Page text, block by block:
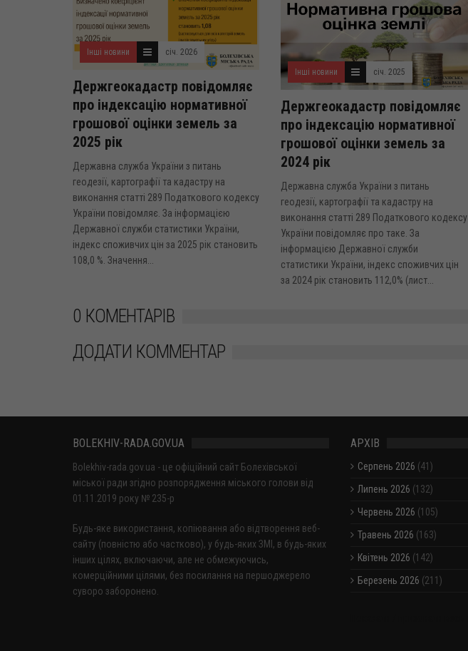
Інші новини січ. 2026
Держгеокадастр повідомляє
про індексацію нормативної
грошової оцінки земель за
2025 рік
Державна служба України з питань
геодезії, картографії та кадастру на
виконання статті 289 Податкового кодексу
України повідомляє. За інформацією
Державної служби статистики України,
індекс споживчих цін за 2025 рік становить
108,0 %. Значення...
Інші новини січ. 2025
Держгеокадастр повідомляє
про індексацію нормативної
грошової оцінки земель за
2024 рік
Державна служба України з питань
геодезії, картографії та кадастру на
виконання статті 289 Податкового кодексу
України повідомляє про таке. За
інформацією Державної служби
статистики України, індекс споживчих цін
за 2024 рік становить 112,0% (лист...
0 КОМЕНТАРІВ
ДОДАТИ КОММЕНТАР
BOLEKHIV-RADA.GOV.UA
Bolekhiv-rada.gov.ua - це офіційний сайт Болехівської
міської ради згідно розпорядження міського голови від
01.11.2019 року № 235-р
Будь-яке використання, копіювання або відтворення веб-
сайту (повністю або частково), у будь-яких ЗМІ, в будь-яких
інших цілях, включаючи, але не обмежуючись,
комерційними цілями, без посилання на першоджерело
суворо заборонено.
АРХІВ
Серпень 2026 (41)
Липень 2026 (132)
Червень 2026 (105)
Травень 2026 (163)
Квітень 2026 (142)
Березень 2026 (211)